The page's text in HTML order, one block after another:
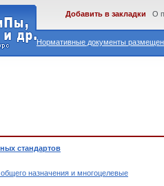
Нормативные документы
Добавить в закладки О
стандартов
назначения и многоцелевые